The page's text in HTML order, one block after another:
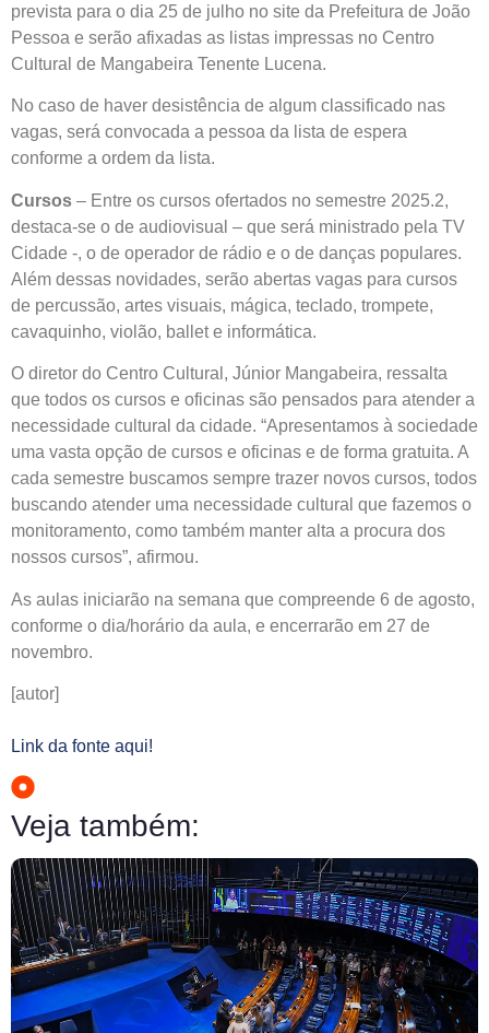
prevista para o dia 25 de julho no site da Prefeitura de João
Pessoa e serão afixadas as listas impressas no Centro
Cultural de Mangabeira Tenente Lucena.
No caso de haver desistência de algum classificado nas
vagas, será convocada a pessoa da lista de espera
conforme a ordem da lista.
Cursos – Entre os cursos ofertados no semestre 2025.2,
destaca-se o de audiovisual – que será ministrado pela TV
Cidade -, o de operador de rádio e o de danças populares.
Além dessas novidades, serão abertas vagas para cursos
de percussão, artes visuais, mágica, teclado, trompete,
cavaquinho, violão, ballet e informática.
O diretor do Centro Cultural, Júnior Mangabeira, ressalta
que todos os cursos e oficinas são pensados para atender a
necessidade cultural da cidade. “Apresentamos à sociedade
uma vasta opção de cursos e oficinas e de forma gratuita. A
cada semestre buscamos sempre trazer novos cursos, todos
buscando atender uma necessidade cultural que fazemos o
monitoramento, como também manter alta a procura dos
nossos cursos”, afirmou.
As aulas iniciarão na semana que compreende 6 de agosto,
conforme o dia/horário da aula, e encerrarão em 27 de
novembro.
[autor]
Link da fonte aqui!
Veja também: